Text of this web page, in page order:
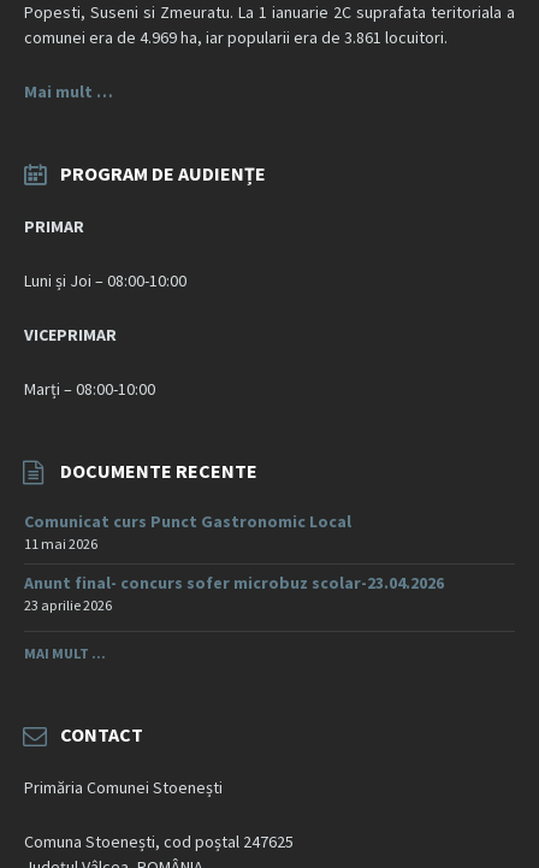
Popesti, Suseni si Zmeuratu. La 1 ianuarie 2C suprafata teritoriala a
comunei era de 4.969 ha, iar popularii era de 3.861 locuitori.
Mai mult …
PROGRAM DE AUDIENȚE
PRIMAR
Luni și Joi – 08:00-10:00
VICEPRIMAR
Marți – 08:00-10:00
DOCUMENTE RECENTE
Comunicat curs Punct Gastronomic Local
11 mai 2026
Anunt final- concurs sofer microbuz scolar-23.04.2026
23 aprilie 2026
MAI MULT ...
CONTACT
Primăria Comunei Stoenești
Comuna Stoenești, cod poștal 247625